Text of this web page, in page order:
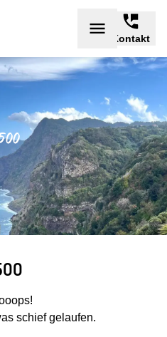
Kontakt
schief gelaufen.